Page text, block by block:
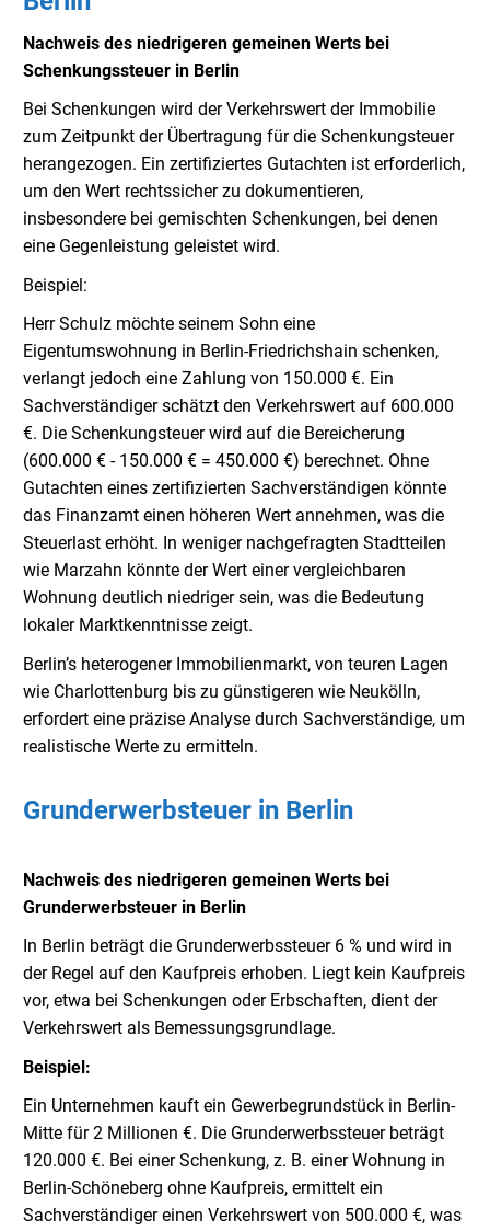
Nachweis des niedrigeren gemeinen Werts bei
Schenkungssteuer in Berlin
Bei Schenkungen wird der Verkehrswert der Immobilie
zum Zeitpunkt der Übertragung für die Schenkungsteuer
herangezogen. Ein zertifiziertes Gutachten ist erforderlich,
um den Wert rechtssicher zu dokumentieren,
insbesondere bei gemischten Schenkungen, bei denen
eine Gegenleistung geleistet wird.
Beispiel:
Herr Schulz möchte seinem Sohn eine
Eigentumswohnung in Berlin-Friedrichshain schenken,
verlangt jedoch eine Zahlung von 150.000 €. Ein
Sachverständiger schätzt den Verkehrswert auf 600.000
€. Die Schenkungsteuer wird auf die Bereicherung
(600.000 € - 150.000 € = 450.000 €) berechnet. Ohne
Gutachten eines zertifizierten Sachverständigen könnte
das Finanzamt einen höheren Wert annehmen, was die
Steuerlast erhöht. In weniger nachgefragten Stadtteilen
wie Marzahn könnte der Wert einer vergleichbaren
Wohnung deutlich niedriger sein, was die Bedeutung
lokaler Marktkenntnisse zeigt.
Berlin’s heterogener Immobilienmarkt, von teuren Lagen
wie Charlottenburg bis zu günstigeren wie Neukölln,
erfordert eine präzise Analyse durch Sachverständige, um
realistische Werte zu ermitteln.
Grunderwerbsteuer in Berlin
Nachweis des niedrigeren gemeinen Werts bei
Grunderwerbsteuer in Berlin
In Berlin beträgt die Grunderwerbssteuer 6 % und wird in
der Regel auf den Kaufpreis erhoben. Liegt kein Kaufpreis
vor, etwa bei Schenkungen oder Erbschaften, dient der
Verkehrswert als Bemessungsgrundlage.
Beispiel:
Ein Unternehmen kauft ein Gewerbegrundstück in Berlin-
Mitte für 2 Millionen €. Die Grunderwerbssteuer beträgt
120.000 €. Bei einer Schenkung, z. B. einer Wohnung in
Berlin-Schöneberg ohne Kaufpreis, ermittelt ein
Sachverständiger einen Verkehrswert von 500.000 €, was